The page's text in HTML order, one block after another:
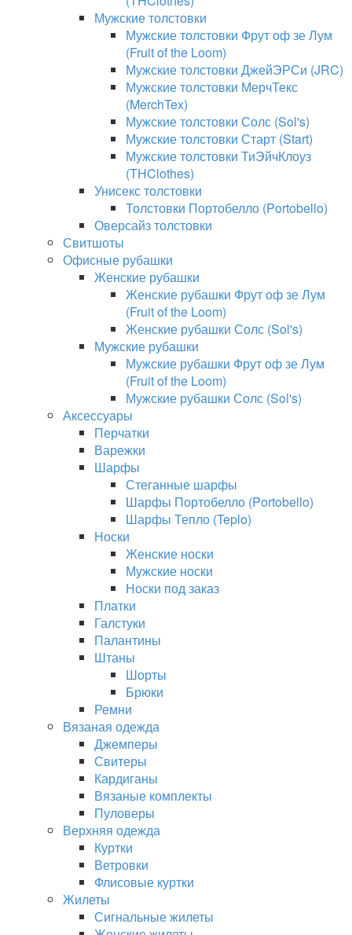
Мужские толстовки
Мужские толстовки Фрут оф зе Лум
(Fruit of the Loom)
Мужские толстовки ДжейЭРСи (JRC)
Мужские толстовки МерчТекс
(MerchTex)
Мужские толстовки Солс (Sol's)
Мужские толстовки Старт (Start)
Мужские толстовки ТиЭйчКлоуз
(THClothes)
Унисекс толстовки
Толстовки Портобелло (Portobello)
Оверсайз толстовки
Свитшоты
Офисные рубашки
Женские рубашки
Женские рубашки Фрут оф зе Лум
(Fruit of the Loom)
Женские рубашки Солс (Sol's)
Мужские рубашки
Мужские рубашки Фрут оф зе Лум
(Fruit of the Loom)
Мужские рубашки Солс (Sol's)
Аксессуары
Перчатки
Варежки
Шарфы
Стеганные шарфы
Шарфы Портобелло (Portobello)
Шарфы Тепло (Teplo)
Носки
Женские носки
Мужские носки
Носки под заказ
Платки
Галстуки
Палантины
Штаны
Шорты
Брюки
Ремни
Вязаная одежда
Джемперы
Свитеры
Кардиганы
Вязаные комплекты
Пуловеры
Верхняя одежда
Куртки
Ветровки
Флисовые куртки
Жилеты
Сигнальные жилеты